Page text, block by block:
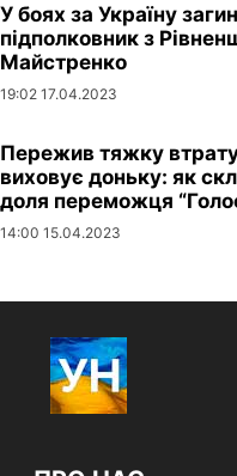
У боях за Україну
підполковник з
Майстренко
19:02 17.04.2023
Пережив тяжку
виховує доньку: як
доля переможця
14:00 15.04.2023